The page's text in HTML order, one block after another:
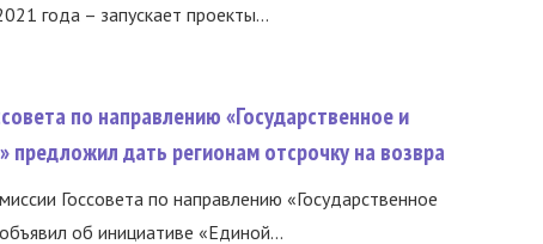
года – запускает проекты...
по направлению «Государственное и
предложил дать регионам отсрочку на возвра
Госсовета по направлению «Государственное
об инициативе «Единой...